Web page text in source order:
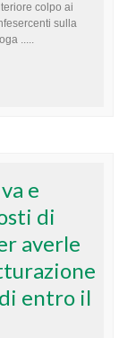
colpo ai
sulla
.....
e
di
averle
entro il